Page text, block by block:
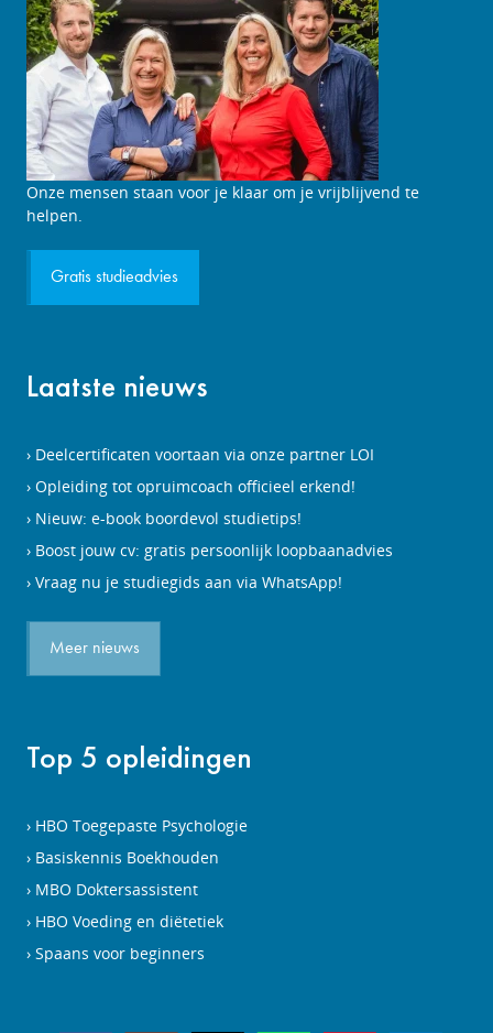
Studieadviesgesprek
aanvragen
Onze mensen staan voor je klaar om je vrijblijvend te
helpen.
Gratis studieadvies
Laatste nieuws
Deelcertificaten voortaan via onze partner LOI
Opleiding tot opruimcoach officieel erkend!
Nieuw: e-book boordevol studietips!
Boost jouw cv: gratis persoonlijk loopbaanadvies
Vraag nu je studiegids aan via WhatsApp!
Meer nieuws
Top 5 opleidingen
HBO Toegepaste Psychologie
Basiskennis Boekhouden
MBO Doktersassistent
HBO Voeding en diëtetiek
Spaans voor beginners